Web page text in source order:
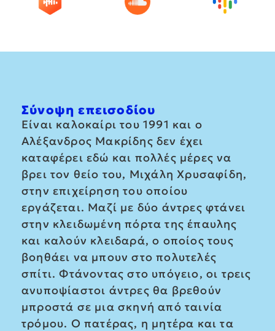
Σύνοψη επεισοδίου
Είναι καλοκαίρι του 1991 και ο
Αλέξανδρος Μακρίδης δεν έχει
καταφέρει εδώ και πολλές μέρες να
βρει τον θείο του, Μιχάλη Χρυσαφίδη,
στην επιχείρηση του οποίου
εργάζεται. Μαζί με δύο άντρες φτάνει
στην κλειδωμένη πόρτα της έπαυλης
και καλούν κλειδαρά, ο οποίος τους
βοηθάει να μπουν στο πολυτελές
σπίτι. Φτάνοντας στο υπόγειο, οι τρεις
ανυποψίαστοι άντρες θα βρεθούν
μπροστά σε μια σκηνή από ταινία
τρόμου. Ο πατέρας, η μητέρα και τα